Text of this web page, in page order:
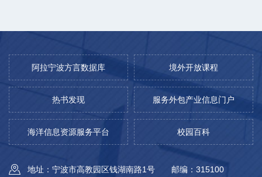
阿拉宁波方言数据库 境外开放课程
热书发现 服务外包产业信息门户
海洋信息资源服务平台 校园百科
地址：宁波市高教园区钱湖南路1号 邮编：315100